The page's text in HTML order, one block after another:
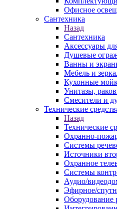
Офисное
Сантехника
Назад
Сантехника
Аксессуары
Душевые
Ванны и
Мебель и
Кухонные
Унитазы,
Смесители и
Технические
Назад
Технические
Охранно-
Системы
Источники
Охранное
Системы
Аудио/
Эфирное/
Оборудование